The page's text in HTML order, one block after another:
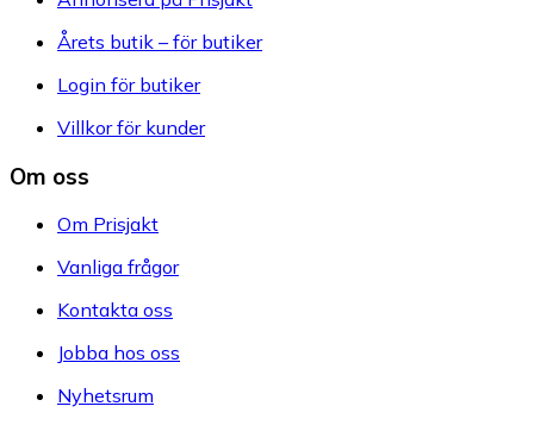
Årets butik – för butiker
Login för butiker
Villkor för kunder
Om oss
Om Prisjakt
Vanliga frågor
Kontakta oss
Jobba hos oss
Nyhetsrum